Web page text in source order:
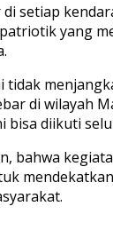
setiap
yang
tidak
di wilayah
bisa diikuti
bahwa